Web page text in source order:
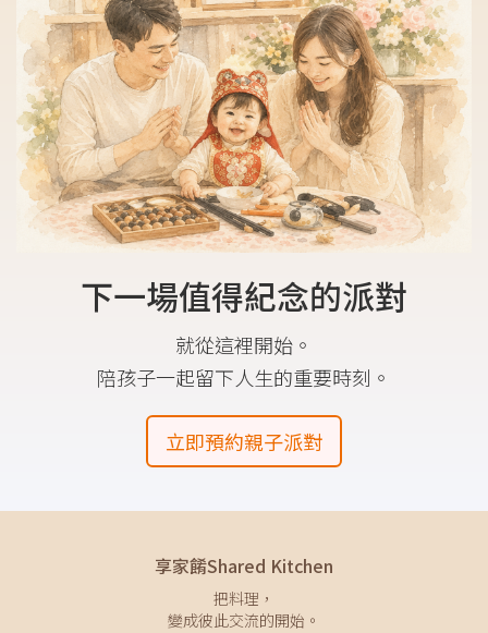
下一場值得紀念的派對
就從這裡開始。
陪孩子一起留下人生的重要時刻。
立即預約親子派對
享家餚Shared Kitchen
把料理，
變成彼此交流的開始。